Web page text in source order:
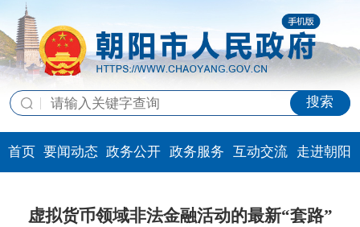
搜索
首页 要闻动态 政务公开 政务服务 互动交流 走进朝阳
虚拟货币领域非法金融活动的最新“套路”